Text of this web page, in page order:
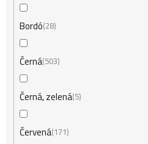
Bordó 28
Černá 503
Černá, zelená 5
Červená 171